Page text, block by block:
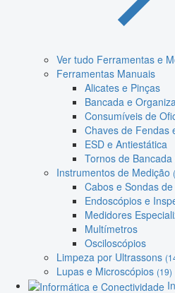
Ver tudo Ferramentas e
Ferramentas Manuais
Alicates e Pinças
Bancada e
Consumíveis de
Chaves de Fendas
ESD e Antiestática
Tornos de
Instrumentos de Medição
Cabos e Sondas
Endoscópios e
Medidores
Multímetros
Osciloscópios
Limpeza por Ultrassons
Lupas e Microscópios (19)